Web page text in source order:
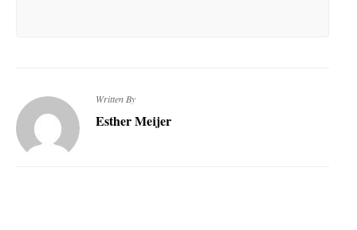
Written By
Esther Meijer